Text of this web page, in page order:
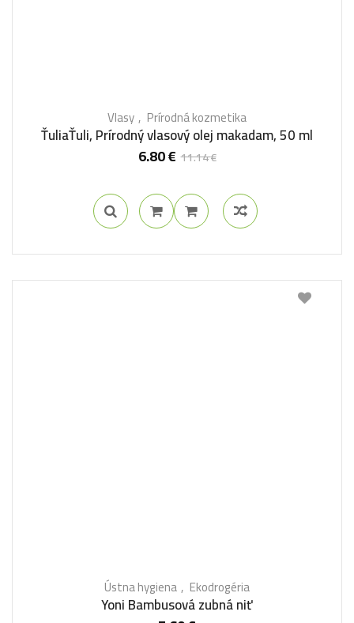
Vlasy Prírodná kozmetika
ŤuliaŤuli, Prírodný vlasový olej makadam, 50 ml
11.14€
6.80€
Ústna hygiena Ekodrogéria
Yoni Bambusová zubná niť